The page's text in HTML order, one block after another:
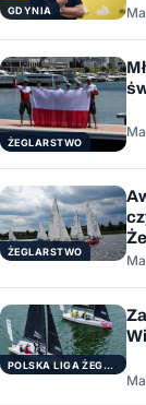
GDYNIA
ŻEGLARSTWO
ŻEGLARSTWO
POLSKA LIGA ŻEGLARSKA